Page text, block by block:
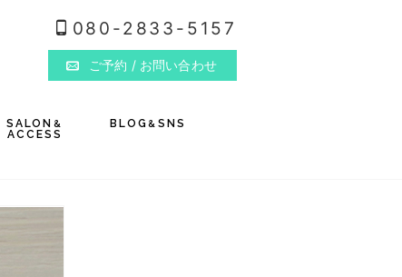
080-2833-5157
ご予約 / お問い合わせ
SALON &
ACCESS
BLOG & SNS